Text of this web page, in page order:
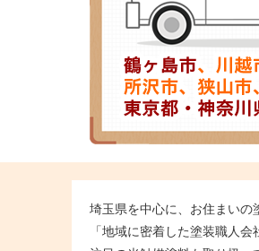
埼玉県を中心に、お住まいの
「地域に密着した塗装職人